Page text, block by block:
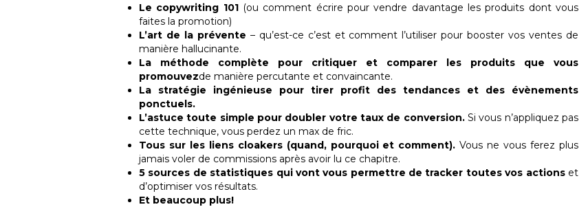
Le copywriting 101(ou comment écrire pour vendre davantage les produits dont vous
faites la promotion)
L’art de la prévente – qu’est-ce c’est et comment l’utiliser pour booster vos ventes de
manière hallucinante.
La méthode complète pour critiquer et comparer les produits que vous
promouvezde manière percutante et convaincante.
La stratégie ingénieuse pour tirer profit des tendances et des évènements
ponctuels.
L’astuce toute simple pour doubler votre taux de conversion.Si vous n’appliquez pas
cette technique, vous perdez un max de fric.
Tous sur les liens cloakers (quand, pourquoi et comment). Vous ne vous ferez plus
jamais voler de commissions après avoir lu ce chapitre.
5 sources de statistiques qui vont vous permettre de tracker toutes vos actionset
d’optimiser vos résultats.
Et beaucoup plus!